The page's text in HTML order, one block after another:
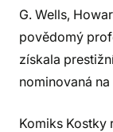
G. Wells,
povědomý
získala
nominovaná na
Komiks Kostky